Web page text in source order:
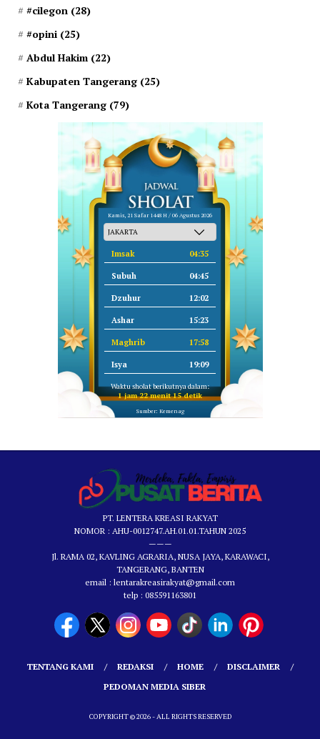
#cilegon (28)
#opini (25)
Abdul Hakim (22)
Kabupaten Tangerang (25)
Kota Tangerang (79)
Kamis, 21 Safar 1448 H / 06 Agustus 2026
Imsak 04:35
Subuh 04:45
Dzuhur 12:02
Ashar 15:23
Maghrib 17:58
Isya 19:09
Waktu sholat berikutnya dalam:
1 jam 22 menit 14 detik
Sumber: Kemenag
PT. LENTERA KREASI RAKYAT
NOMOR : AHU-0012747.AH.01.01.TAHUN 2025
———
Jl. RAMA 02, KAVLING AGRARIA, NUSA JAYA, KARAWACI,
TANGERANG, BANTEN
email : lentarakreasirakyat@gmail.com
telp : 085591163801
TENTANG KAMI REDAKSI HOME
DISCLAIMER
PEDOMAN MEDIA SIBER
COPYRIGHT © 2026 - ALL RIGHTS RESERVED